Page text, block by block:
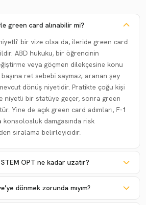
green card alınabilir mi?
bir vize olsa da, ileride green card
ABD hukuku, bir öğrencinin
veya göçmen dilekçesine konu
ret sebebi saymaz; aranan şey
dönüş niyetidir. Pratikte çoğu kişi
niyetli bir statüye geçer, sonra green
Yine de açık green card adımları, F-1
konsolosluk damgasında risk
sıralama belirleyicidir.
OPT ne kadar uzatır?
dönmek zorunda mıyım?